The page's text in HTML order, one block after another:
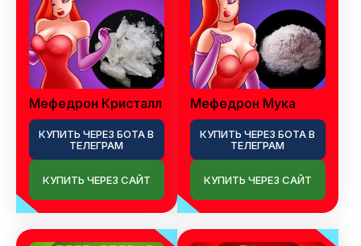
Мефедрон Кристалл
КУПИТЬ ЧЕРЕЗ БОТА В
ТЕЛЕГРАМ
КУПИТЬ ЧЕРЕЗ САЙТ
Мефедрон Мука
КУПИТЬ ЧЕРЕЗ БОТА В
ТЕЛЕГРАМ
КУПИТЬ ЧЕРЕЗ САЙТ